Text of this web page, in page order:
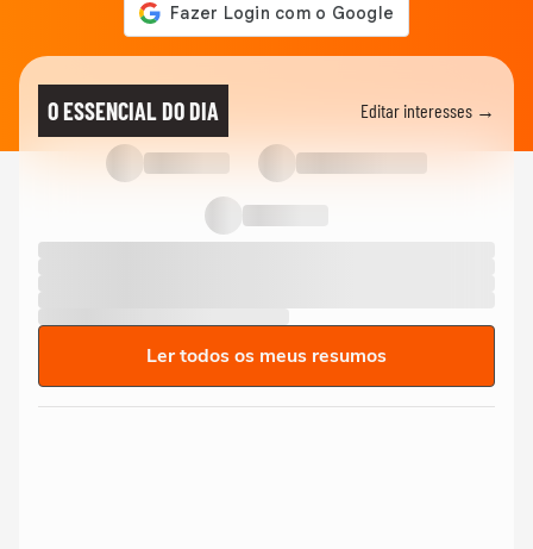
O ESSENCIAL DO DIA Editar interesses →
Ler todos os meus resumos